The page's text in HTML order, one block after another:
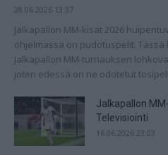
28.06.2026 13:37
Jalkapallon MM-kisat 2026
ohjelmassa on pudotuspelit.
Jalkapallon MM-turnauksen
joten edessä on ne odotetut
Jalkapallon
Televisiointi
16.06.2026 23:03